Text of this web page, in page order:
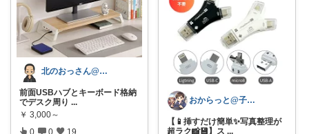
北のおっさん@ガジェット好き
前面USBハブとキーボード格納
でデスク周り ...
￥ 3,000～
0 0 19
おからっと@子育てに余裕を✨
【📱挿すだけ簡単✨写真整理が
超ラク📸💾】ス ...